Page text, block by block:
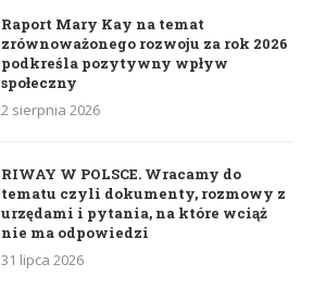
Raport Mary Kay na temat
zrównoważonego rozwoju za rok 2026
podkreśla pozytywny wpływ
społeczny
2 sierpnia 2026
RIWAY W POLSCE. Wracamy do
tematu czyli dokumenty, rozmowy z
urzędami i pytania, na które wciąż
nie ma odpowiedzi
31 lipca 2026